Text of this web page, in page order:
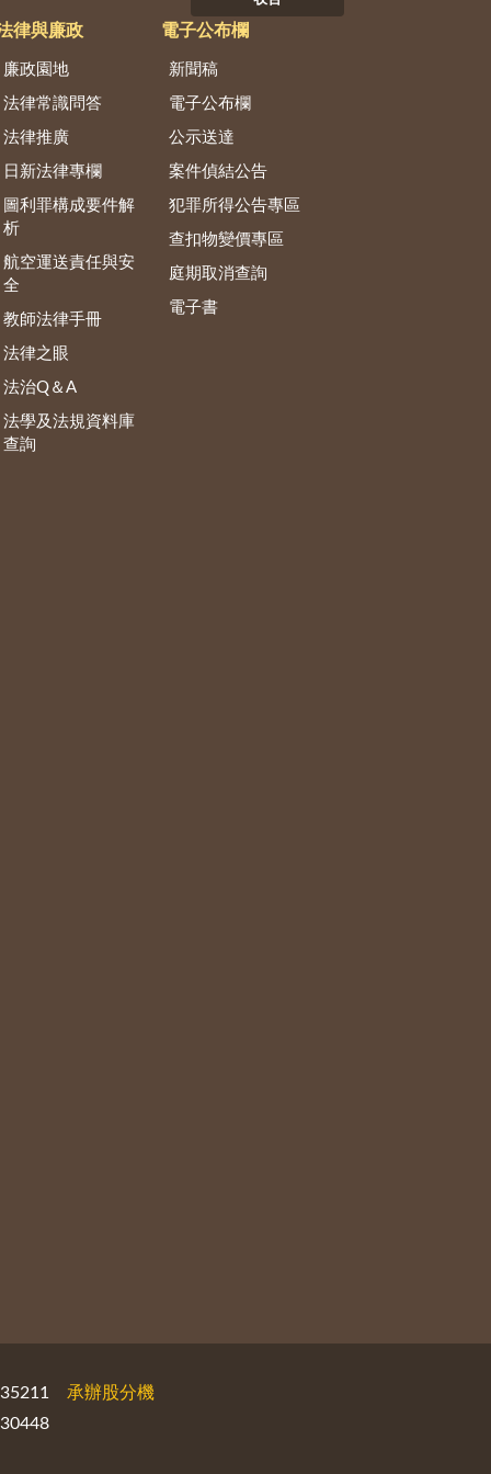
律與廉政
廉政園地
法律常識問答
法律推廣
日新法律專欄
圖利罪構成要件解
析
航空運送責任與安
全
教師法律手冊
法律之眼
法治Q＆A
法學及法規資料庫
查詢
電子公布欄
新聞稿
電子公布欄
公示送達
案件偵結公告
犯罪所得公告專區
查扣物變價專區
庭期取消查詢
電子書
承辦股分機